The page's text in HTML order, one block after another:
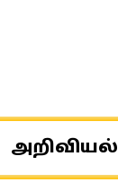
அறிவியல்